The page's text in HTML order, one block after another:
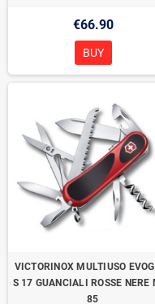
€66.90
BUY
VICTORINOX MULTIUSO
S 17 GUANCIALI ROSSE NERE
85